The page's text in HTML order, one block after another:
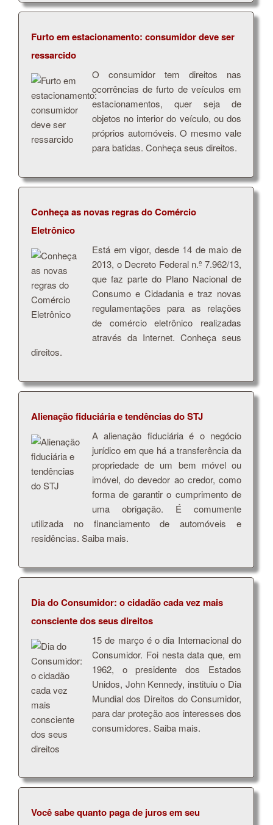
Furto em estacionamento: consumidor deve ser
ressarcido
O consumidor tem direitos nas
ocorrências de furto de veículos em
estacionamentos, quer seja de
objetos no interior do veículo, ou dos
próprios automóveis. O mesmo vale
para batidas. Conheça seus direitos.
Conheça as novas regras do Comércio
Eletrônico
Está em vigor, desde 14 de maio de
2013, o Decreto Federal n.º 7.962/13,
que faz parte do Plano Nacional de
Consumo e Cidadania e traz novas
regulamentações para as relações
de comércio eletrônico realizadas
através da Internet. Conheça seus
direitos.
Alienação fiduciária e tendências do STJ
A alienação fiduciária é o negócio
jurídico em que há a transferência da
propriedade de um bem móvel ou
imóvel, do devedor ao credor, como
forma de garantir o cumprimento de
uma obrigação. É comumente
utilizada no financiamento de automóveis e
residências. Saiba mais.
Dia do Consumidor: o cidadão cada vez mais
consciente dos seus direitos
15 de março é o dia Internacional do
Consumidor. Foi nesta data que, em
1962, o presidente dos Estados
Unidos, John Kennedy, instituiu o Dia
Mundial dos Direitos do Consumidor,
para dar proteção aos interesses dos
consumidores. Saiba mais.
Você sabe quanto paga de juros em seu